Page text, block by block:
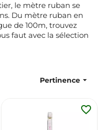
le mètre ruban se
Du mètre ruban en
de 100m, trouvez
faut avec la sélection
Pertinence
favorite_border